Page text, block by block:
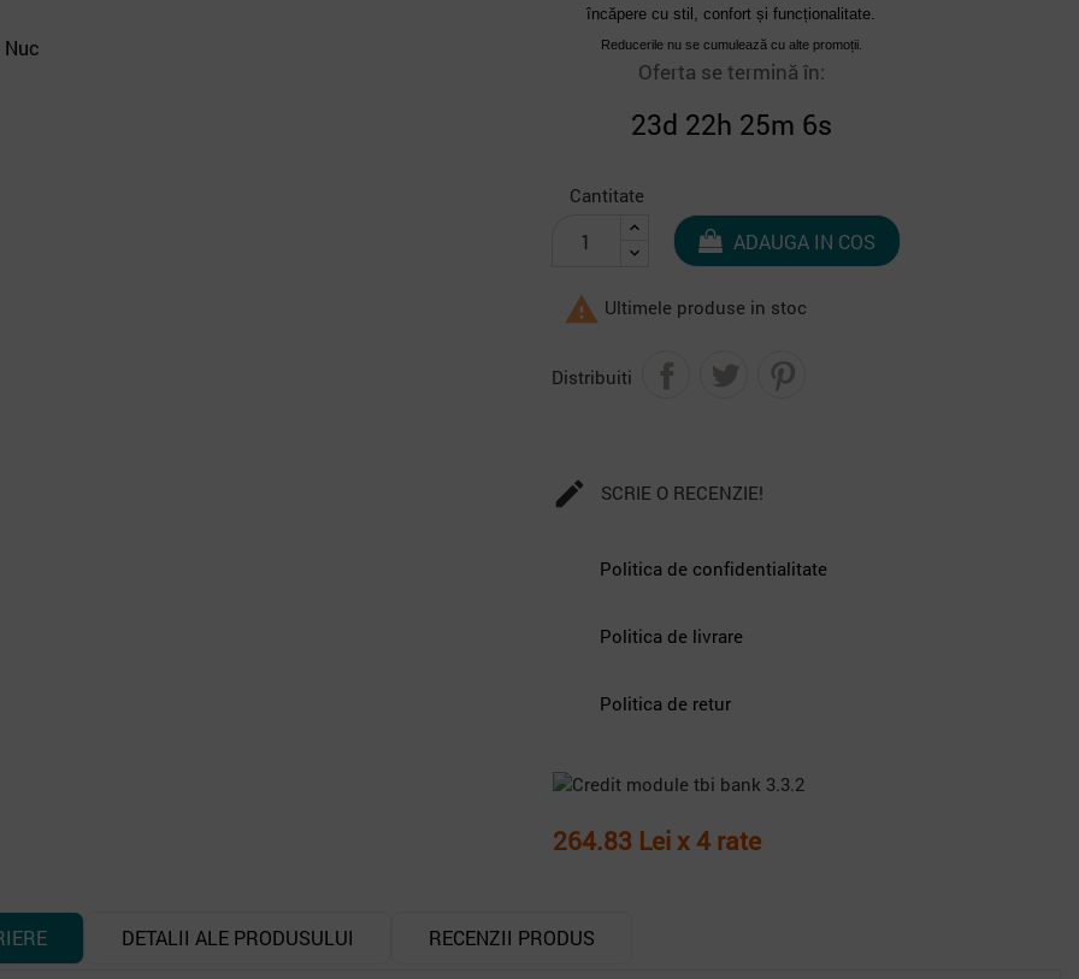
încăpere cu stil, confort și funcționalitate.
Reducerile nu se cumulează cu alte promoții.
Oferta se termină în:
23d 22h 25m 5s
Cantitate
ADAUGA IN COS
 Ultimele produse in stoc
Distribuiti
 SCRIE O RECENZIE!
Politica de confidentialitate
Politica de livrare
Politica de retur
264.83 Lei x 4 rate
DETALII ALE PRODUSULUI RECENZII PRODUS